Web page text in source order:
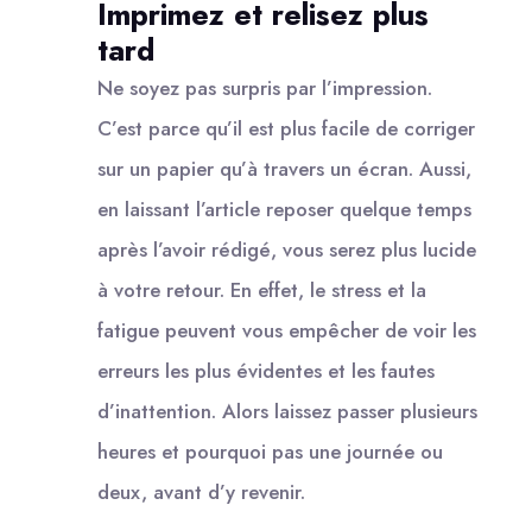
Imprimez et relisez plus
tard
Ne soyez pas surpris par l’impression.
C’est parce qu’il est plus facile de corriger
sur un papier qu’à travers un écran. Aussi,
en laissant l’article reposer quelque temps
après l’avoir rédigé, vous serez plus lucide
à votre retour. En effet, le stress et la
fatigue peuvent vous empêcher de voir les
erreurs les plus évidentes et les fautes
d’inattention. Alors laissez passer plusieurs
heures et pourquoi pas une journée ou
deux, avant d’y revenir.